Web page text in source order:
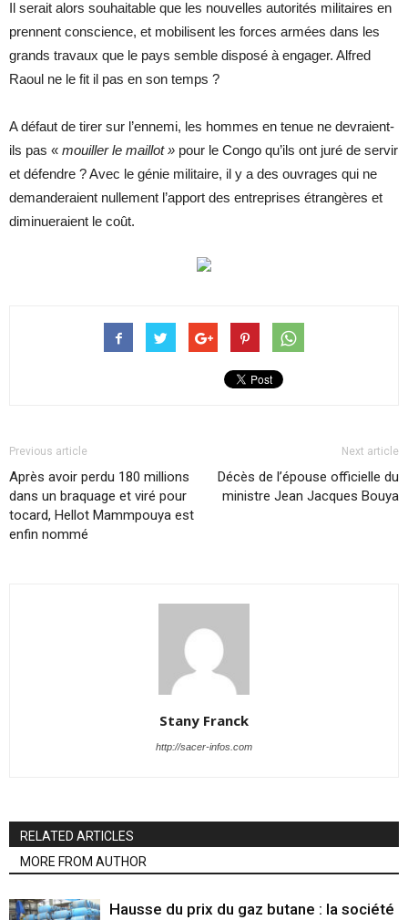
Il serait alors souhaitable que les nouvelles autorités militaires en
prennent conscience, et mobilisent les forces armées dans les
grands travaux que le pays semble disposé à engager. Alfred
Raoul ne le fit il pas en son temps ?
A défaut de tirer sur l’ennemi, les hommes en tenue ne devraient-
ils pas « mouiller le maillot » pour le Congo qu’ils ont juré de servir
et défendre ? Avec le génie militaire, il y a des ouvrages qui ne
demanderaient nullement l’apport des entreprises étrangères et
diminueraient le coût.
Previous article
Après avoir perdu 180 millions
dans un braquage et viré pour
tocard, Hellot Mammpouya est
enfin nommé
Next article
Décès de l’épouse officielle du
ministre Jean Jacques Bouya
Stany Franck
http://sacer-infos.com
RELATED ARTICLES
MORE FROM AUTHOR
Hausse du prix du gaz butane : la société